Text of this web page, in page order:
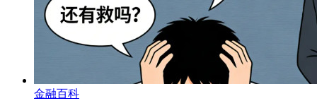
金融百科